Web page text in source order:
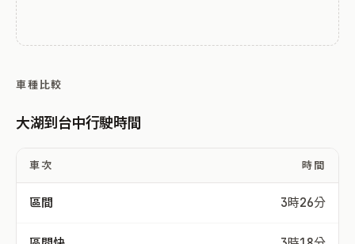
車種比較
大湖到台中行駛時間
車次 時間
區間 3時26分